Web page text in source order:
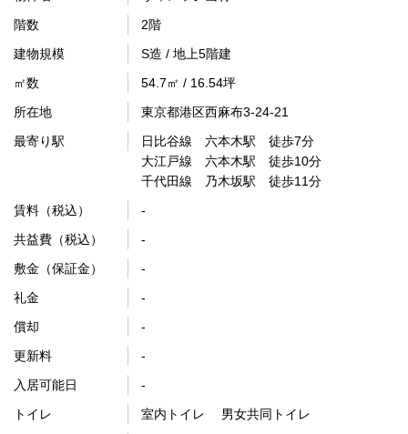
階数
2階
建物規模
S造 / 地上5階建
㎡数
54.7㎡ / 16.54坪
所在地
東京都港区西麻布3-24-21
最寄り駅
日比谷線 六本木駅 徒歩7分
大江戸線 六本木駅 徒歩10分
千代田線 乃木坂駅 徒歩11分
賃料（税込）
-
共益費（税込）
-
敷金（保証金）
-
礼金
-
償却
-
更新料
-
入居可能日
-
トイレ
室内トイレ 男女共同トイレ